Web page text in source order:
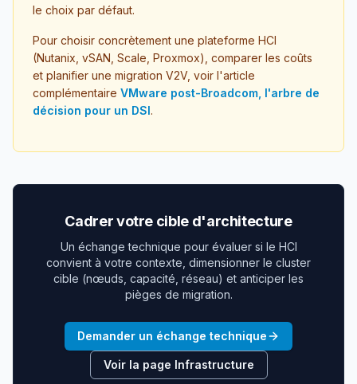
le choix par défaut.
Pour choisir concrètement une plateforme HCI
(Nutanix, vSAN, Scale, Proxmox), comparer les coûts
et planifier une migration V2V, voir l'article
complémentaire VMware post-Broadcom, l'arbre de
décision pour un DSI.
Cadrer votre cible d'architecture
Un échange technique pour évaluer si le HCI
convient à votre contexte, dimensionner le cluster
cible (nœuds, capacité, réseau) et anticiper les
pièges de migration.
Demander un échange technique
Voir la page Infrastructure